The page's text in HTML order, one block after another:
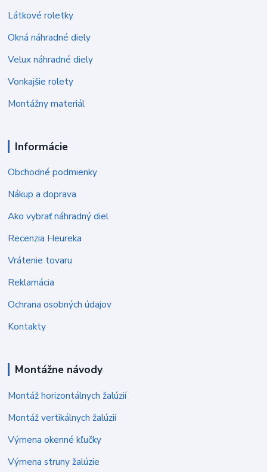
Látkové roletky
Okná náhradné diely
Velux náhradné diely
Vonkajšie rolety
Montážny materiál
Informácie
Obchodné podmienky
Nákup a doprava
Ako vybrať náhradný diel
Recenzia Heureka
Vrátenie tovaru
Reklamácia
Ochrana osobných údajov
Kontakty
Montážne návody
Montáž horizontálnych žalúzií
Montáž vertikálnych žalúzií
Výmena okenné kľučky
Výmena struny žalúzie